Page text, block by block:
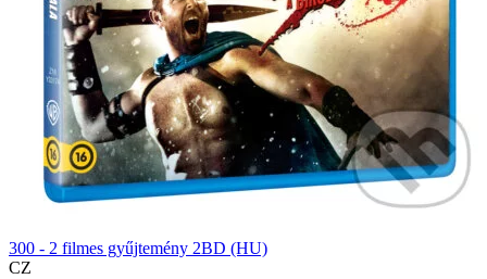
300 - 2 filmes gyűjtemény 2BD (HU)
CZ